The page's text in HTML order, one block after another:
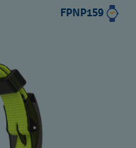
FPNP159